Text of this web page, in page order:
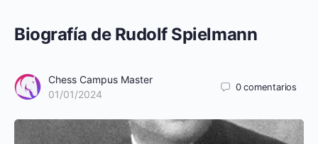
Biografía de Rudolf Spielmann
Chess Campus Master
01/01/2024
0comentarios